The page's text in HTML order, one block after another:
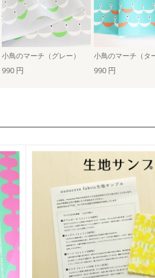
小鳥のマーチ（グレー）
990 円 990 円